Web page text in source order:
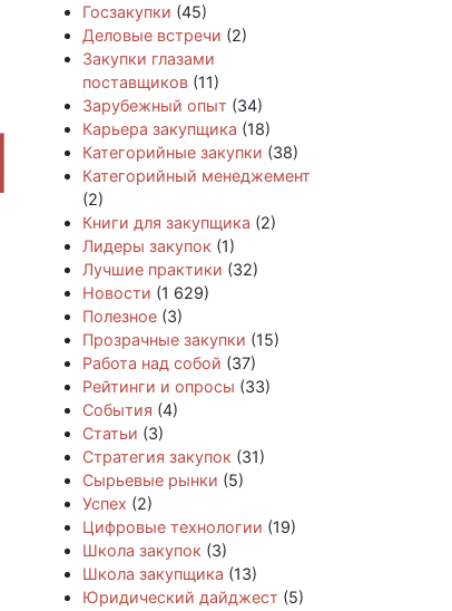
Госзакупки (45)
Деловые встречи (2)
Закупки глазами
поставщиков (11)
Зарубежный опыт (34)
Карьера закупщика (18)
Категорийные закупки (38)
Категорийный менеджемент
(2)
Книги для закупщика (2)
Лидеры закупок (1)
Лучшие практики (32)
Новости (1 629)
Полезное (3)
Прозрачные закупки (15)
Работа над собой (37)
Рейтинги и опросы (33)
События (4)
Статьи (3)
Стратегия закупок (31)
Сырьевые рынки (5)
Успех (2)
Цифровые технологии (19)
Школа закупок (3)
Школа закупщика (13)
Юридический дайджест (5)